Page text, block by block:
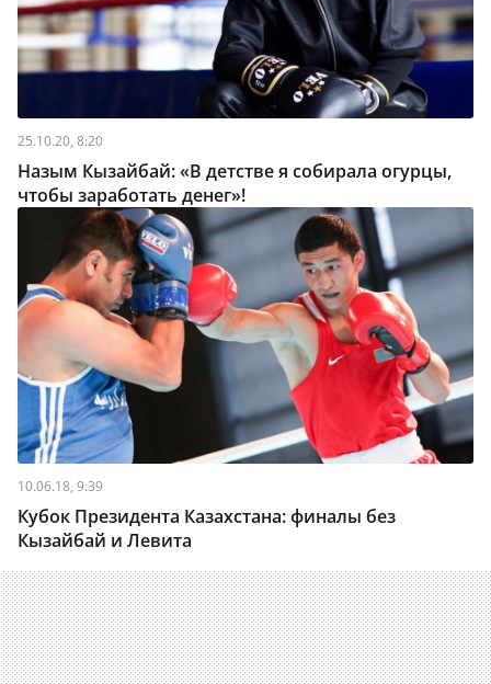
25.10.20, 8:20
Назым Кызайбай: «В детстве я собирала огурцы,
чтобы заработать денег»!
10.06.18, 9:39
Кубок Президента Казахстана: финалы без
Кызайбай и Левита